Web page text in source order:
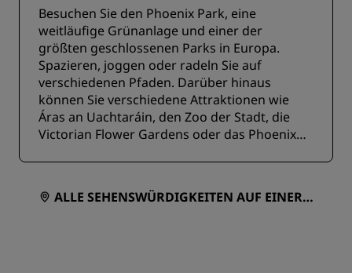
Besuchen Sie den Phoenix Park, eine
weitläufige Grünanlage und einer der
größten geschlossenen Parks in Europa.
Spazieren, joggen oder radeln Sie auf
verschiedenen Pfaden. Darüber hinaus
können Sie verschiedene Attraktionen wie
Áras an Uachtaráin, den Zoo der Stadt, die
Victorian Flower Gardens oder das Phoenix
ALLE SEHENSWÜRDIGKEITEN AUF EINER K